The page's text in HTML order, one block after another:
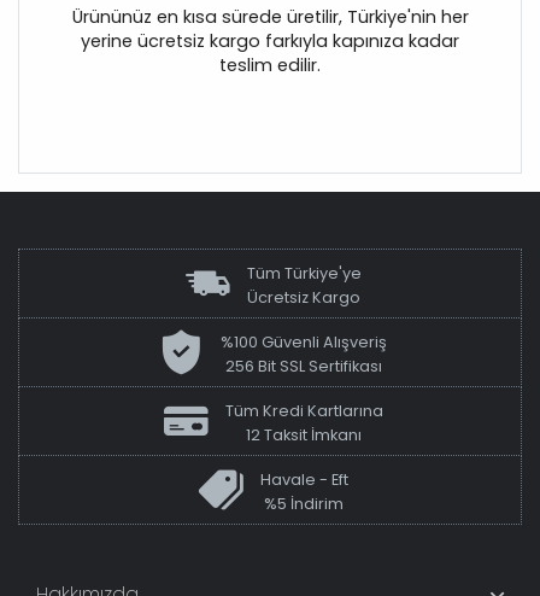
Ürününüz en kısa sürede üretilir, Türkiye'nin her
yerine ücretsiz kargo farkıyla kapınıza kadar
teslim edilir.
Tüm Türkiye'ye
Ücretsiz Kargo
%100 Güvenli Alışveriş
256 Bit SSL Sertifikası
Tüm Kredi Kartlarına
12 Taksit İmkanı
Havale - Eft
%5 İndirim